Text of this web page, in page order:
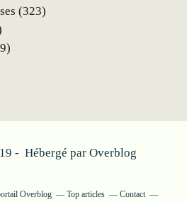
(323)
- Hébergé par Overblog
Overblog Top articles Contact